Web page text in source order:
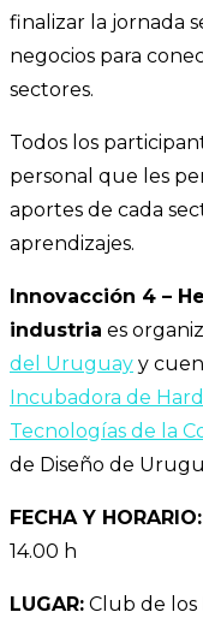
finalizar la jornada
negocios para
sectores.
Todos los
personal que les
aportes de cada
aprendizajes.
Innovacción 4 –
industria es
del Uruguay y
Incubadora de
Tecnologías de la
de Diseño de
FECHA Y HORARIO:
14.00 h
LUGAR: Club de los